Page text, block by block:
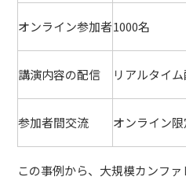
オンライン参加者1000名
講演内容の配信 リアルタイ
参加者間交流 オンライン
この事例から、大規模カンフ